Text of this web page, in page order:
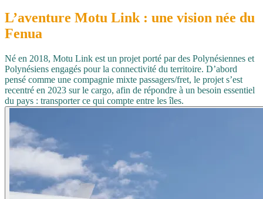
L’aventure Motu Link: une vision née du
Fenua
Né en 2018, Motu Link est un projet porté par des Polynésiennes et
Polynésiens engagés pour la connectivité du territoire. D’abord
pensé comme une compagnie mixte passagers/fret, le projet s’est
recentré en 2023 sur le cargo, afin de répondre à un besoin essentiel
du pays : transporter ce qui compte entre les îles.